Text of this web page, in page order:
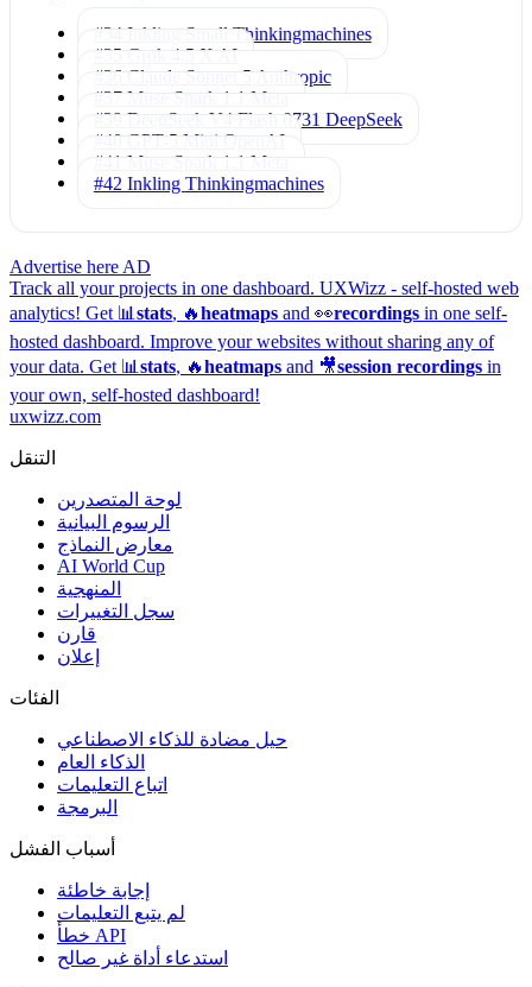
#34 Inkling Small Thinkingmachines
#35 Grok 4.5 X AI
#36 Claude Sonnet 5 Anthropic
#37 Muse Spark 1.1 Meta
#39 DeepSeek V4 Flash 0731 DeepSeek
#40 GPT-5 Mini OpenAI
#41 Muse Spark 1.1 Meta
#42 Inkling Thinkingmachines
Advertise here AD
Track all your projects in one dashboard. UXWizz - self-hosted web
analytics! Get 📊 stats, 🔥heatmaps and 👀recordings in one self-
hosted dashboard. Improve your websites without sharing any of
your data. Get 📊 stats, 🔥heatmaps and 🎥session recordings in
your own, self-hosted dashboard!
uxwizz.com
التنقل
لوحة المتصدرين
الرسوم البيانية
معارض النماذج
AI World Cup
المنهجية
سجل التغييرات
قارن
إعلان
الفئات
حيل مضادة للذكاء الاصطناعي
الذكاء العام
اتباع التعليمات
البرمجة
أسباب الفشل
إجابة خاطئة
لم يتبع التعليمات
خطأ API
استدعاء أداة غير صالح